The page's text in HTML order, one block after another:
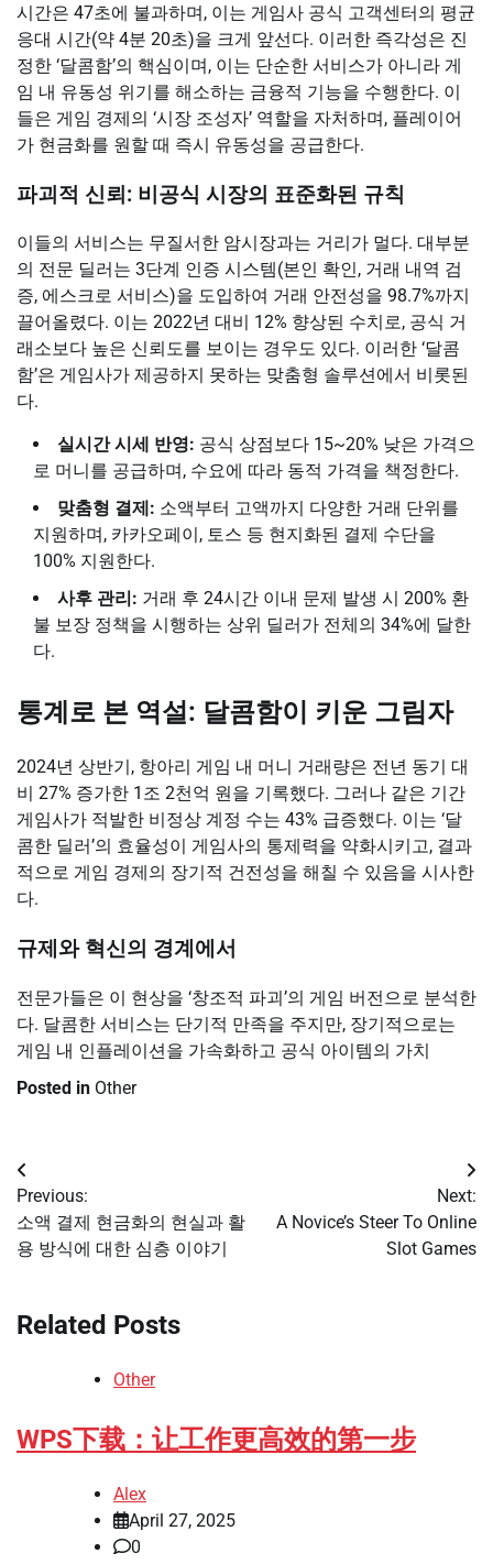
시간은 47초에 불과하며, 이는 게임사 공식 고객센터의 평균
응대 시간(약 4분 20초)을 크게 앞선다. 이러한 즉각성은 진
정한 ‘달콤함’의 핵심이며, 이는 단순한 서비스가 아니라 게
임 내 유동성 위기를 해소하는 금융적 기능을 수행한다. 이
들은 게임 경제의 ‘시장 조성자’ 역할을 자처하며, 플레이어
가 현금화를 원할 때 즉시 유동성을 공급한다.
파괴적 신뢰: 비공식 시장의 표준화된 규칙
이들의 서비스는 무질서한 암시장과는 거리가 멀다. 대부분
의 전문 딜러는 3단계 인증 시스템(본인 확인, 거래 내역 검
증, 에스크로 서비스)을 도입하여 거래 안전성을 98.7%까지
끌어올렸다. 이는 2022년 대비 12% 향상된 수치로, 공식 거
래소보다 높은 신뢰도를 보이는 경우도 있다. 이러한 ‘달콤
함’은 게임사가 제공하지 못하는 맞춤형 솔루션에서 비롯된
다.
실시간 시세 반영: 공식 상점보다 15~20% 낮은 가격으
로 머니를 공급하며, 수요에 따라 동적 가격을 책정한다.
맞춤형 결제: 소액부터 고액까지 다양한 거래 단위를
지원하며, 카카오페이, 토스 등 현지화된 결제 수단을
100% 지원한다.
사후 관리: 거래 후 24시간 이내 문제 발생 시 200% 환
불 보장 정책을 시행하는 상위 딜러가 전체의 34%에 달한
다.
통계로 본 역설: 달콤함이 키운 그림자
2024년 상반기, 항아리 게임 내 머니 거래량은 전년 동기 대
비 27% 증가한 1조 2천억 원을 기록했다. 그러나 같은 기간
게임사가 적발한 비정상 계정 수는 43% 급증했다. 이는 ‘달
콤한 딜러’의 효율성이 게임사의 통제력을 약화시키고, 결과
적으로 게임 경제의 장기적 건전성을 해칠 수 있음을 시사한
다.
규제와 혁신의 경계에서
전문가들은 이 현상을 ‘창조적 파괴’의 게임 버전으로 분석한
다. 달콤한 서비스는 단기적 만족을 주지만, 장기적으로는
게임 내 인플레이션을 가속화하고 공식 아이템의 가치
Posted in Other
Post
navigation
Previous:
소액 결제 현금화의 현실과 활
용 방식에 대한 심층 이야기
Next:
A Novice’s Steer To Online
Slot Games
Related Posts
Other
WPS下载：让工作更高效的第一步
Alex
April 27, 2025
0